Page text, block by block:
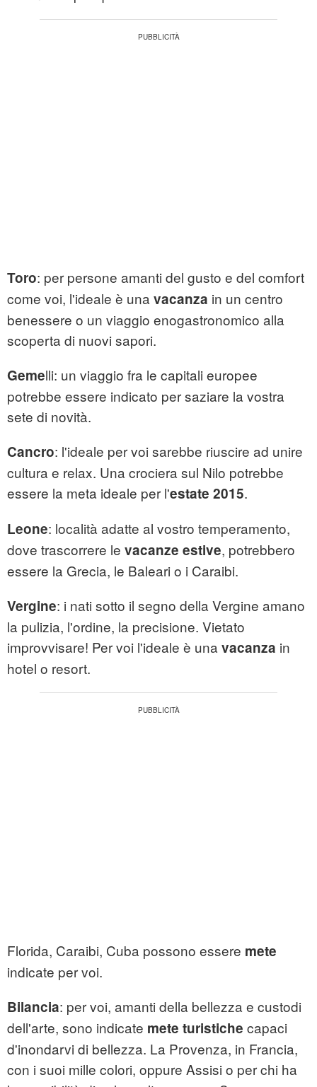
Toro: per persone amanti del gusto e del comfort
come voi, l'ideale è una vacanza in un centro
benessere o un viaggio enogastronomico alla
scoperta di nuovi sapori.
Gemelli: un viaggio fra le capitali europee
potrebbe essere indicato per saziare la vostra
sete di novità.
Cancro: l'ideale per voi sarebbe riuscire ad unire
cultura e relax. Una crociera sul Nilo potrebbe
essere la meta ideale per l'estate 2015.
Leone: località adatte al vostro temperamento,
dove trascorrere le vacanze estive, potrebbero
essere la Grecia, le Baleari o i Caraibi.
Vergine: i nati sotto il segno della Vergine amano
la pulizia, l'ordine, la precisione. Vietato
improvvisare! Per voi l'ideale è una vacanza in
hotel o resort.
Florida, Caraibi, Cuba possono essere mete
indicate per voi.
Bilancia: per voi, amanti della bellezza e custodi
dell'arte, sono indicate mete turistiche capaci
d'inondarvi di bellezza. La Provenza, in Francia,
con i suoi mille colori, oppure Assisi o per chi ha